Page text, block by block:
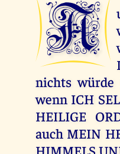
A
nichts würde
wenn ICH
HEILIGE
auch MEIN
HIMMELS